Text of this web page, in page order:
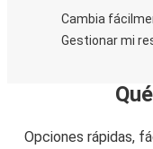
Cambia
Gestionar mi
Opciones rápidas,